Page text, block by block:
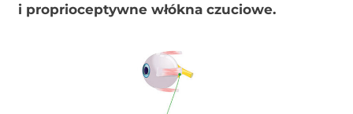
i proprioceptywne włókna czuciowe.